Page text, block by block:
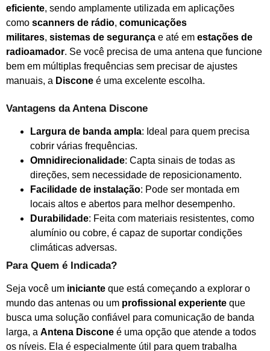
eficiente, sendo amplamente utilizada em aplicações
como scanners de rádio, comunicações
militares, sistemas de segurança e até em estações de
radioamador. Se você precisa de uma antena que funcione
bem em múltiplas frequências sem precisar de ajustes
manuais, a Discone é uma excelente escolha.
Vantagens da Antena Discone
Largura de banda ampla: Ideal para quem precisa
cobrir várias frequências.
Omnidirecionalidade: Capta sinais de todas as
direções, sem necessidade de reposicionamento.
Facilidade de instalação: Pode ser montada em
locais altos e abertos para melhor desempenho.
Durabilidade: Feita com materiais resistentes, como
alumínio ou cobre, é capaz de suportar condições
climáticas adversas.
Para Quem é Indicada?
Seja você um iniciante que está começando a explorar o
mundo das antenas ou um profissional experiente que
busca uma solução confiável para comunicação de banda
larga, a Antena Discone é uma opção que atende a todos
os níveis. Ela é especialmente útil para quem trabalha